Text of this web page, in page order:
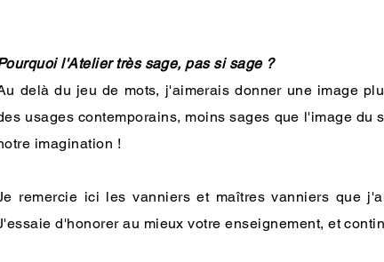
l'Atelier très sage, pas si sage ?
delà du jeu de mots, j'aimerais donner une image
usages contemporains, moins sages que l'image
imagination !
remercie ici les vanniers et maîtres vanniers que
d'honorer au mieux votre enseignement, et